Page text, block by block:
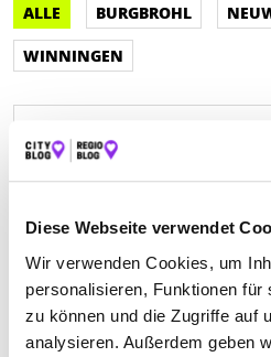
Diese Webseite verwendet
Wir verwenden Cookies, um
personalisieren, Funktionen für
zu können und die Zugriffe auf
analysieren. Außerdem geben
ALLE BURGBROHL
WINNINGEN
CITY REISEBÜRO GMBH
+49263157420
www.reisebuero-